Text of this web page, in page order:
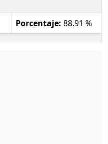
Porcentaje: 88.91 %